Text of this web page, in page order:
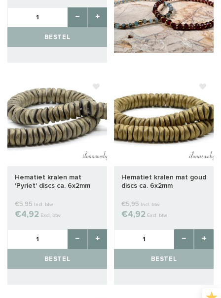
BESTEL
Hematiet kralen mat
'Pyriet' discs ca. 6x2mm
€5,95 Incl. btw
€4,92 Excl. btw
BESTEL
Hematiet kralen mat goud
discs ca. 6x2mm
€5,95 Incl. btw
€4,92 Excl. btw
BESTEL